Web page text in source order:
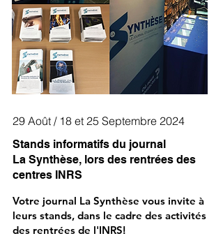
29 Août / 18 et 25 Septembre 2024
Stands informatifs du journal
La Synthèse, lors des rentrées des
centres INRS
Votre journal La Synthèse vous invite à
leurs stands, dans le cadre des activités
des rentrées de l'INRS!